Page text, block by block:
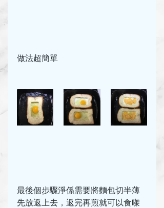
做法超簡單
最後個步驟淨係需要將麵包切半薄
先放返上去，返完再煎就可以食㗎